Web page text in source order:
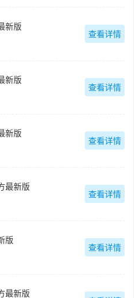
新版
查看详情
新版
查看详情
新版
查看详情
最新版
查看详情
版
查看详情
最新版